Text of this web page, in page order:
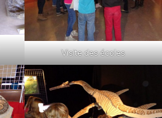
Visite des écoles